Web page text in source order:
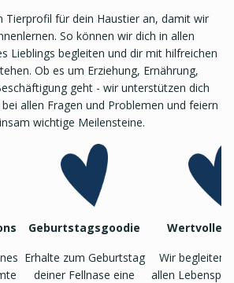
Tierprofil für dein Haustier an, damit wir
So können wir dich in allen
Lieblings begleiten und dir mit hilfreichen
Ob es um Erziehung, Ernährung,
geht - wir unterstützen dich
allen Fragen und Problemen und feiern
wichtige Meilensteine.
Geburtstagsgoodie
Erhalte zum Geburtstag
deiner Fellnase eine
Wertvolle
Wir begleiten
allen